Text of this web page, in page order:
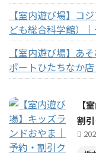
【室内遊び場】コ
ども総合科学館）
【室内遊び場】あ
ポートひたちなか
【
割